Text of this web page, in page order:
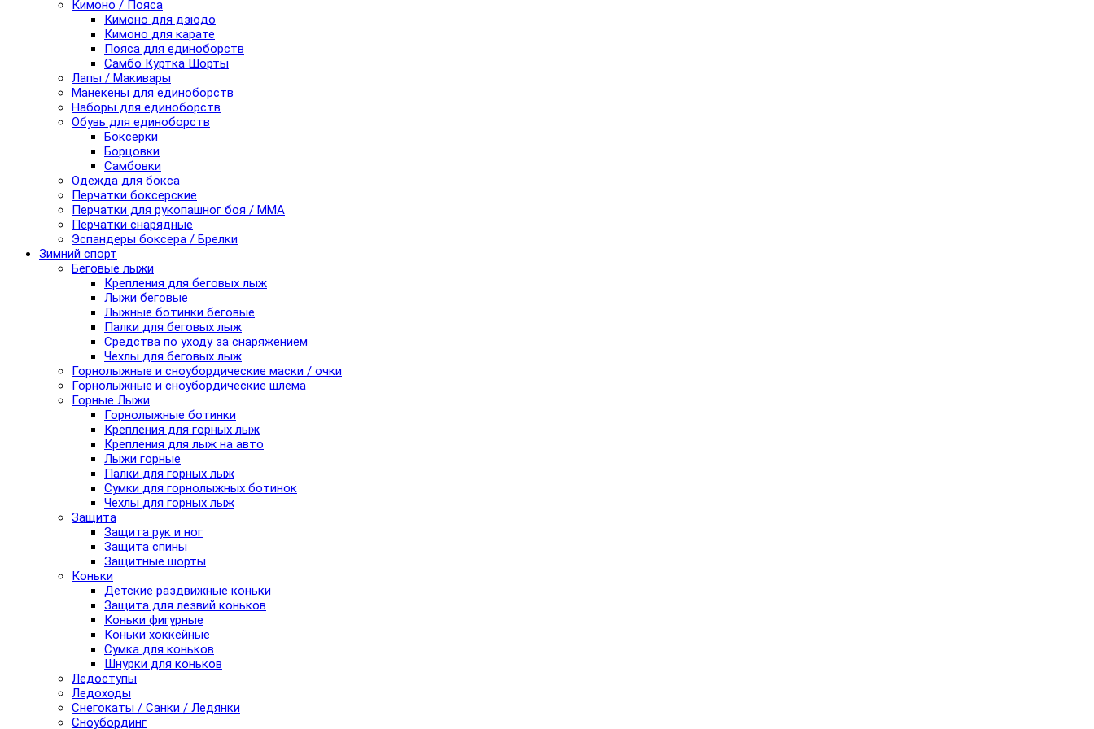
Кимоно / Пояса
Кимоно для дзюдо
Кимоно для карате
Пояса для единоборств
Самбо Куртка Шорты
Лапы / Макивары
Манекены для единоборств
Наборы для единоборств
Обувь для единоборств
Боксерки
Борцовки
Самбовки
Одежда для бокса
Перчатки боксерские
Перчатки для рукопашног боя / ММА
Перчатки снарядные
Эспандеры боксера / Брелки
Зимний спорт
Беговые лыжи
Крепления для беговых лыж
Лыжи беговые
Лыжные ботинки беговые
Палки для беговых лыж
Средства по уходу за снаряжением
Чехлы для беговых лыж
Горнолыжные и сноубордические маски / очки
Горнолыжные и сноубордические шлема
Горные Лыжи
Горнолыжные ботинки
Крепления для горных лыж
Крепления для лыж на авто
Лыжи горные
Палки для горных лыж
Сумки для горнолыжных ботинок
Чехлы для горных лыж
Защита
Защита рук и ног
Защита спины
Защитные шорты
Коньки
Детские раздвижные коньки
Защита для лезвий коньков
Коньки фигурные
Коньки хоккейные
Сумка для коньков
Шнурки для коньков
Ледоступы
Ледоходы
Снегокаты / Санки / Ледянки
Сноубординг